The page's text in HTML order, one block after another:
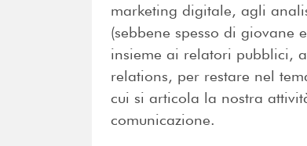
marketing digitale, agli
(sebbene spesso di giovane
insieme ai relatori pubblici,
relations, per restare nel
cui si articola la nostra
comunicazione.